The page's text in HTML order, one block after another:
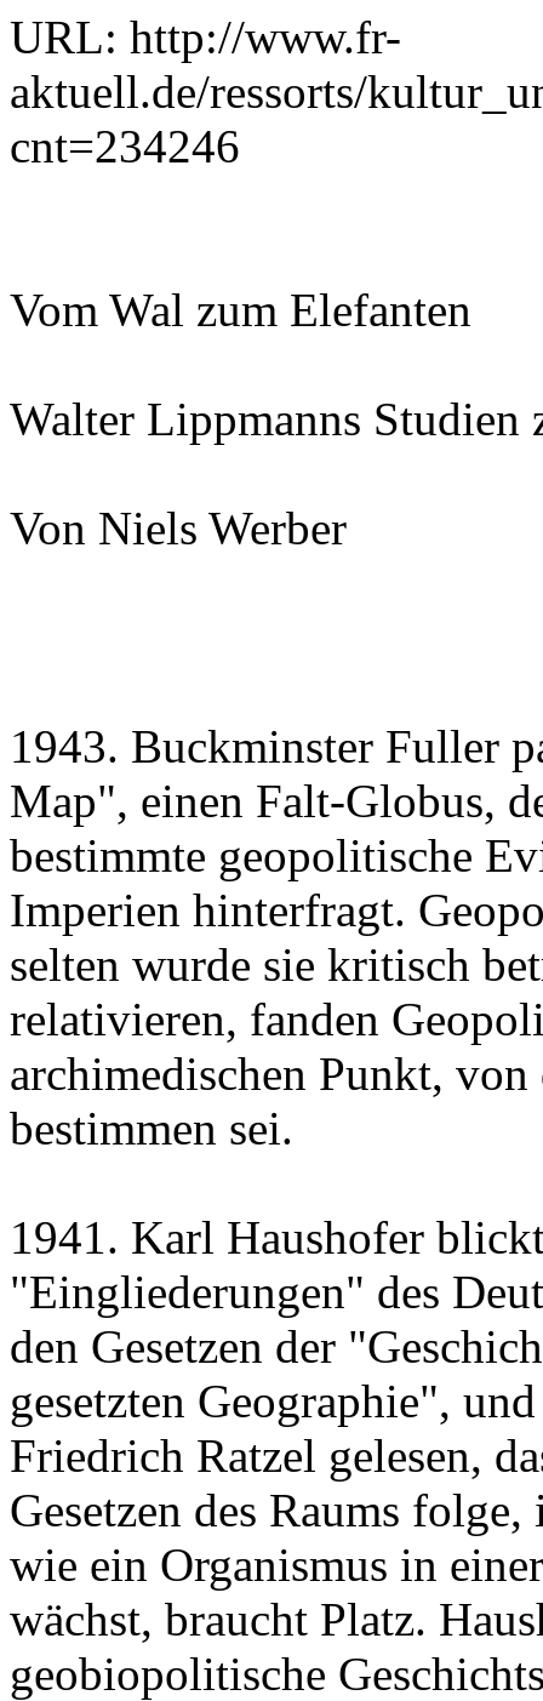
URL: http://www.fr-
aktuell.de/ressorts/
cnt=234246
Vom Wal zum Elefanten
Walter Lippmanns
Von Niels Werber
1943. Buckminster Fuller
Map", einen Falt-Globus,
bestimmte geopolitische
Imperien hinterfragt.
selten wurde sie kritisch
relativieren, fanden
archimedischen Punkt,
bestimmen sei.
1941. Karl Haushofer
"Eingliederungen" des
den Gesetzen der
gesetzten Geographie",
Friedrich Ratzel gelesen,
Gesetzen des Raums
wie ein Organismus in
wächst, braucht Platz.
geobiopolitische